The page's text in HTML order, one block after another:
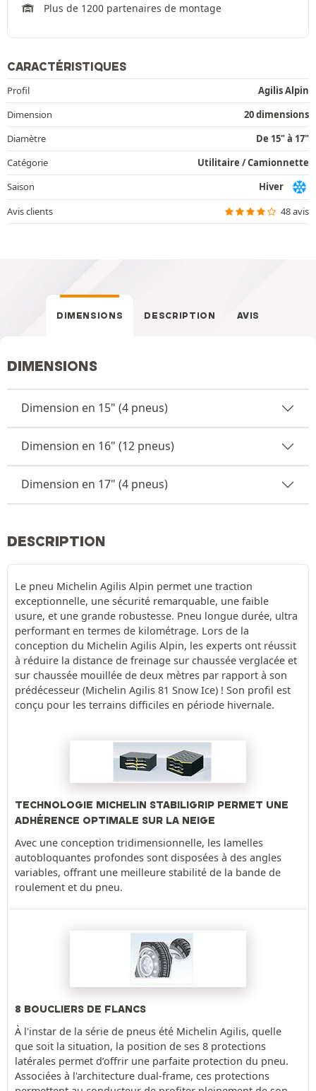
Plus de 1200 partenaires de montage
CARACTÉRISTIQUES
Profil
Agilis Alpin
Dimension
20 dimensions
Diamètre
De 15" à 17"
Catégorie
Utilitaire / Camionnette
Saison
Hiver
Avis clients
48 avis
DIMENSIONS DESCRIPTION AVIS
DIMENSIONS
Dimension en 15" (4 pneus)
Dimension en 16" (12 pneus)
Dimension en 17" (4 pneus)
DESCRIPTION
Le pneu Michelin Agilis Alpin permet une traction
exceptionnelle, une sécurité remarquable, une faible
usure, et une grande robustesse. Pneu longue durée, ultra
performant en termes de kilométrage. Lors de la
conception du Michelin Agilis Alpin, les experts ont réussit
à réduire la distance de freinage sur chaussée verglacée et
sur chaussée mouillée de deux mètres par rapport à son
prédécesseur (Michelin Agilis 81 Snow Ice) ! Son profil est
conçu pour les terrains difficiles en période hivernale.
TECHNOLOGIE MICHELIN STABILIGRIP PERMET UNE
ADHÉRENCE OPTIMALE SUR LA NEIGE
Avec une conception tridimensionnelle, les lamelles
autobloquantes profondes sont disposées à des angles
variables, offrant une meilleure stabilité de la bande de
roulement et du pneu.
8 BOUCLIERS DE FLANCS
À l'instar de la série de pneus été Michelin Agilis, quelle
que soit la situation, la position de ses 8 protections
latérales permet d’offrir une parfaite protection du pneu.
Associées à l'architecture dual-frame, ces protections